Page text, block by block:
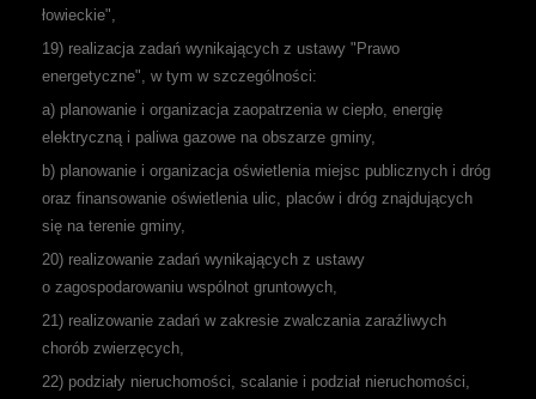
łowieckie",
19) realizacja zadań wynikających z ustawy "Prawo
energetyczne", w tym w szczególności:
a) planowanie i organizacja zaopatrzenia w ciepło, energię
elektryczną i paliwa gazowe na obszarze gminy,
b) planowanie i organizacja oświetlenia miejsc publicznych i dróg
oraz finansowanie oświetlenia ulic, placów i dróg znajdujących
się na terenie gminy,
20) realizowanie zadań wynikających z ustawy
o zagospodarowaniu wspólnot gruntowych,
21) realizowanie zadań w zakresie zwalczania zaraźliwych
chorób zwierzęcych,
22) podziały nieruchomości, scalanie i podział nieruchomości,